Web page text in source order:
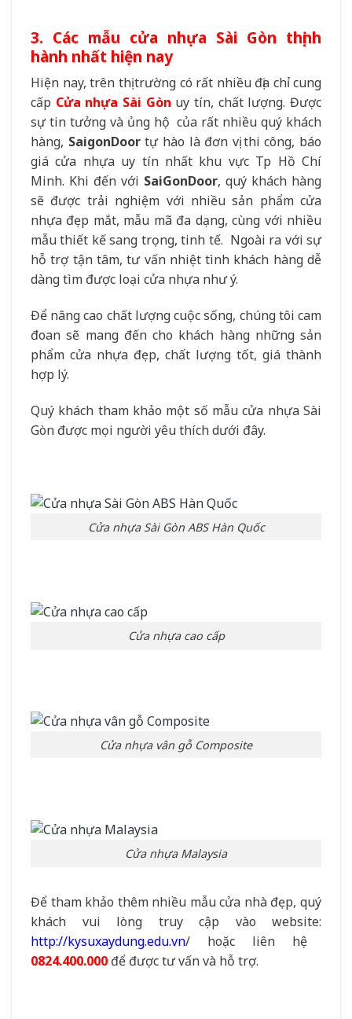
3. Các mẫu cửa nhựa Sài Gòn thịnh
hành nhất hiện nay
Hiện nay, trên thị trường có rất nhiều địa chỉ cung
cấp Cửa nhựa Sài Gòn uy tín, chất lượng. Được
sự tin tưởng và ủng hộ của rất nhiều quý khách
hàng, SaigonDoortự hào là đơn vị thi công, báo
giá cửa nhựa uy tín nhất khu vực Tp Hồ Chí
Minh. Khi đến với SaiGonDoor, quý khách hàng
sẽ được trải nghiệm với nhiều sản phẩm cửa
nhựa đẹp mắt, mẫu mã đa dạng, cùng với nhiều
mẫu thiết kế sang trọng, tinh tế. Ngoài ra với sự
hỗ trợ tận tâm, tư vấn nhiệt tình khách hàng dễ
dàng tìm được loại cửa nhựa như ý.
Để nâng cao chất lượng cuộc sống, chúng tôi cam
đoan sẽ mang đến cho khách hàng những sản
phẩm cửa nhựa đẹp, chất lượng tốt, giá thành
hợp lý.
Quý khách tham khảo một số mẫu cửa nhựa Sài
Gòn được mọi người yêu thích dưới đây.
Cửa nhựa Sài Gòn ABS Hàn Quốc
Cửa nhựa cao cấp
Cửa nhựa vân gỗ Composite
Cửa nhựa Malaysia
Để tham khảo thêm nhiều mẫu cửa nhà đẹp, quý
khách vui lòng truy cập vào website:
http://kysuxaydung.edu.vn/
hoặc liên hệ
0824.400.000 để được tư vấn và hỗ trợ.